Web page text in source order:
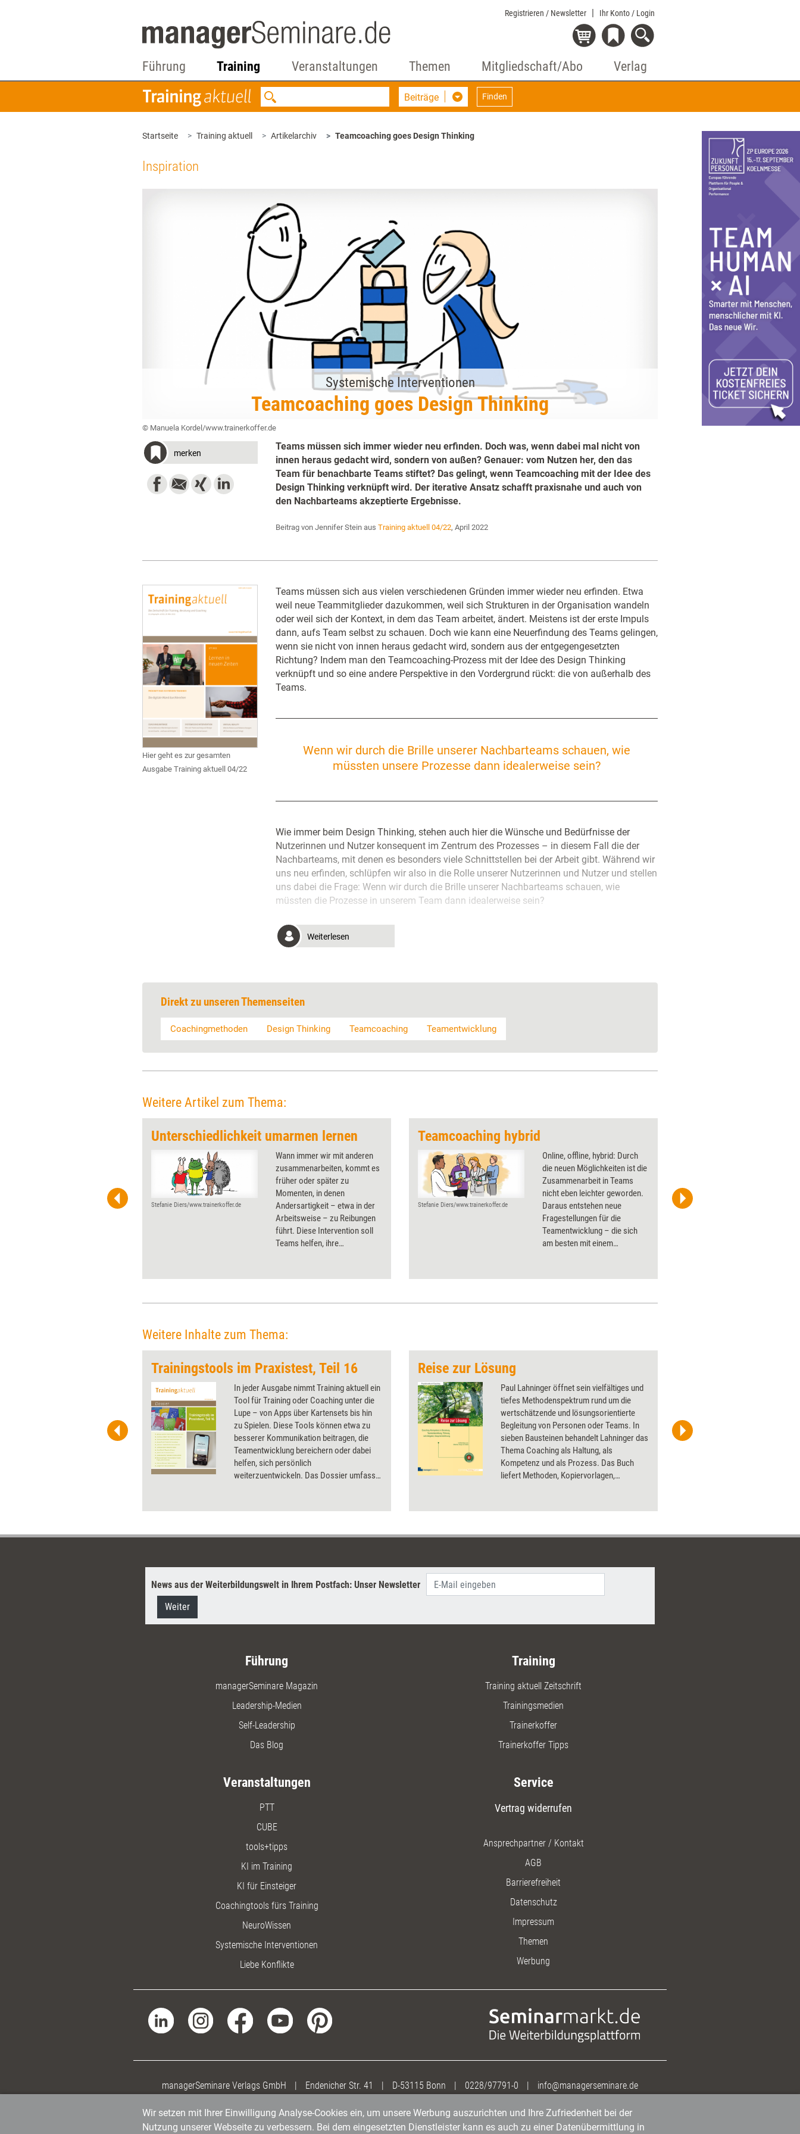
Registrieren / Newsletter Ihr Konto / Login
Führung Training Veranstaltungen Themen Mitgliedschaft/Abo Verlag
Beiträge Finden
Startseite Training aktuell Artikelarchiv Teamcoaching goes Design Thinking
Inspiration
Systemische Interventionen
Teamcoaching goes Design Thinking
© Manuela Kordel/www.trainerkoffer.de
merken
Teams müssen sich immer wieder neu erfinden. Doch was, wenn dabei mal nicht von
innen heraus gedacht wird, sondern von außen? Genauer: vom Nutzen her, den das
Team für benachbarte Teams stiftet? Das gelingt, wenn Teamcoaching mit der Idee des
Design Thinking verknüpft wird. Der iterative Ansatz schafft praxisnahe und auch von
den Nachbarteams akzeptierte Ergebnisse.
Beitrag von Jennifer Stein aus Training aktuell 04/22, April 2022
Hier geht es zur gesamten
Ausgabe Training aktuell 04/22
Teams müssen sich aus vielen verschiedenen Gründen immer wieder neu erfinden. Etwa
weil neue Teammitglieder dazukommen, weil sich Strukturen in der Organisation wandeln
oder weil sich der Kontext, in dem das Team arbeitet, ändert. Meistens ist der erste Impuls
dann, aufs Team selbst zu schauen. Doch wie kann eine Neuerfindung des Teams gelingen,
wenn sie nicht von innen heraus gedacht wird, sondern aus der entgegengesetzten
Richtung? Indem man den Teamcoaching-Prozess mit der Idee des Design Thinking
verknüpft und so eine andere Perspektive in den Vordergrund rückt: die von außerhalb des
Teams.
Wenn wir durch die Brille unserer Nachbarteams schauen, wie
müssten unsere Prozesse dann idealerweise sein?
Wie immer beim Design Thinking, stehen auch hier die Wünsche und Bedürfnisse der
Nutzerinnen und Nutzer konsequent im Zentrum des Prozesses – in diesem Fall die der
Nachbarteams, mit denen es besonders viele Schnittstellen bei der Arbeit gibt. Während wir
uns neu erfinden, schlüpfen wir also in die Rolle unserer Nutzerinnen und Nutzer und stellen
uns dabei die Frage: Wenn wir durch die Brille unserer Nachbarteams schauen, wie
müssten die Prozesse in unserem Team dann idealerweise sein?
Weiterlesen
Direkt zu unseren Themenseiten
Coachingmethoden Design Thinking Teamcoaching Teamentwicklung
Weitere Artikel zum Thema:
Unterschiedlichkeit umarmen lernen
Stefanie Diers/www.trainerkoffer.de
Wann immer wir mit anderen
zusammenarbeiten, kommt es
früher oder später zu
Momenten, in denen
Andersartigkeit – etwa in der
Arbeitsweise – zu Reibungen
führt. Diese Intervention soll
Teams helfen, ihre
Teamcoaching hybrid
Stefanie Diers/www.trainerkoffer.de
Online, offline, hybrid: Durch
die neuen Möglichkeiten ist die
Zusammenarbeit in Teams
nicht eben leichter geworden.
Daraus entstehen neue
Fragestellungen für die
Teamentwicklung – die sich
am besten mit einem
Stefanie Diers/www.trainerkoffer.de
Weitere Inhalte zum Thema:
Trainingstools im Praxistest, Teil 16
In jeder Ausgabe nimmt Training aktuell ein
Tool für Training oder Coaching unter die
Lupe – von Apps über Kartensets bis hin
zu Spielen. Diese Tools können etwa zu
besserer Kommunikation beitragen, die
Teamentwicklung bereichern oder dabei
helfen, sich persönlich
weiterzuentwickeln. Das Dossier umfasst
Reise zur Lösung
Paul Lahninger öffnet sein vielfältiges und
tiefes Methodenspektrum rund um die
wertschätzende und lösungsorientierte
Begleitung von Personen oder Teams. In
sieben Bausteinen behandelt Lahninger das
Thema Coaching als Haltung, als
Kompetenz und als Prozess. Das Buch
liefert Methoden, Kopiervorlagen,
Selbstcoaching – mit Beiträgen des
Kibéd.
News aus der Weiterbildungswelt in Ihrem Postfach: Unser Newsletter
Weiter
Führung
managerSeminare Magazin
Leadership-Medien
Self-Leadership
Das Blog
Training
Training aktuell Zeitschrift
Trainingsmedien
Trainerkoffer
Trainerkoffer Tipps
Veranstaltungen
PTT
CUBE
tools+tipps
KI im Training
KI für Einsteiger
Coachingtools fürs Training
NeuroWissen
Systemische Interventionen
Liebe Konflikte
Service
Vertrag widerrufen
Ansprechpartner / Kontakt
AGB
Barrierefreiheit
Datenschutz
Impressum
Themen
Werbung
managerSeminare Verlags GmbH | Endenicher Str. 41 | D-53115 Bonn | 0228/97791-0 | info@managerseminare.de
Wir setzen mit Ihrer Einwilligung Analyse-Cookies ein, um unsere Werbung auszurichten und Ihre Zufriedenheit bei der
Nutzung unserer Webseite zu verbessern. Bei dem eingesetzten Dienstleister kann es auch zu einer Datenübermittlung in